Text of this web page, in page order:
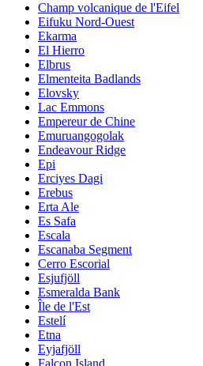
Champ volcanique de l'Eifel
Eifuku Nord-Ouest
Ekarma
El Hierro
Elbrus
Elmenteita Badlands
Elovsky
Lac Emmons
Empereur de Chine
Emuruangogolak
Endeavour Ridge
Epi
Erciyes Dagi
Erebus
Erta Ale
Es Safa
Escala
Escanaba Segment
Cerro Escorial
Esjufjöll
Esmeralda Bank
Île de l'Est
Estelí
Etna
Eyjafjöll
Falcon Island